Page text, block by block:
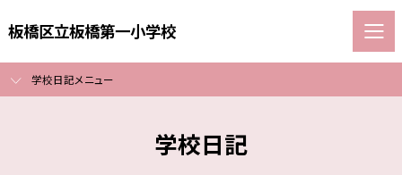
板橋区立板橋第一小学校
学校日記メニュー
学校日記